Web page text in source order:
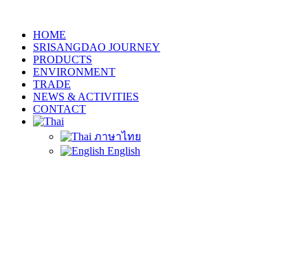
HOME
SRISANGDAO JOURNEY
PRODUCTS
ENVIRONMENT
TRADE
NEWS & ACTIVITIES
CONTACT
ภาษาไทย
English